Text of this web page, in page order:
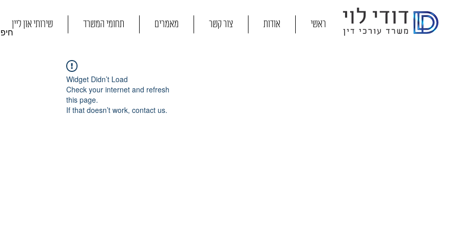
שירותי און ליין תחומי המשרד מאמרים צור קשר אודות ראשי
Widget Didn’t Load
Check your internet and refresh
this page.
If that doesn’t work, contact us.